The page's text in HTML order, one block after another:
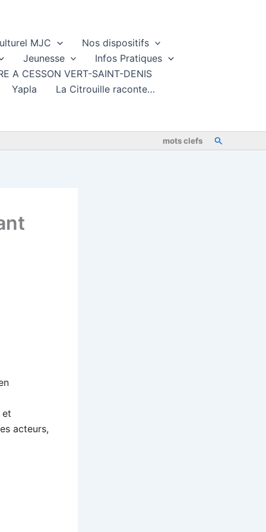
MJC
Nos dispositifs
Jeunesse
Infos Pratiques
A CESSON VERT-SAINT-DENIS
Yapla La Citrouille raconte…
mots clefs Rechercher
et
acteurs,